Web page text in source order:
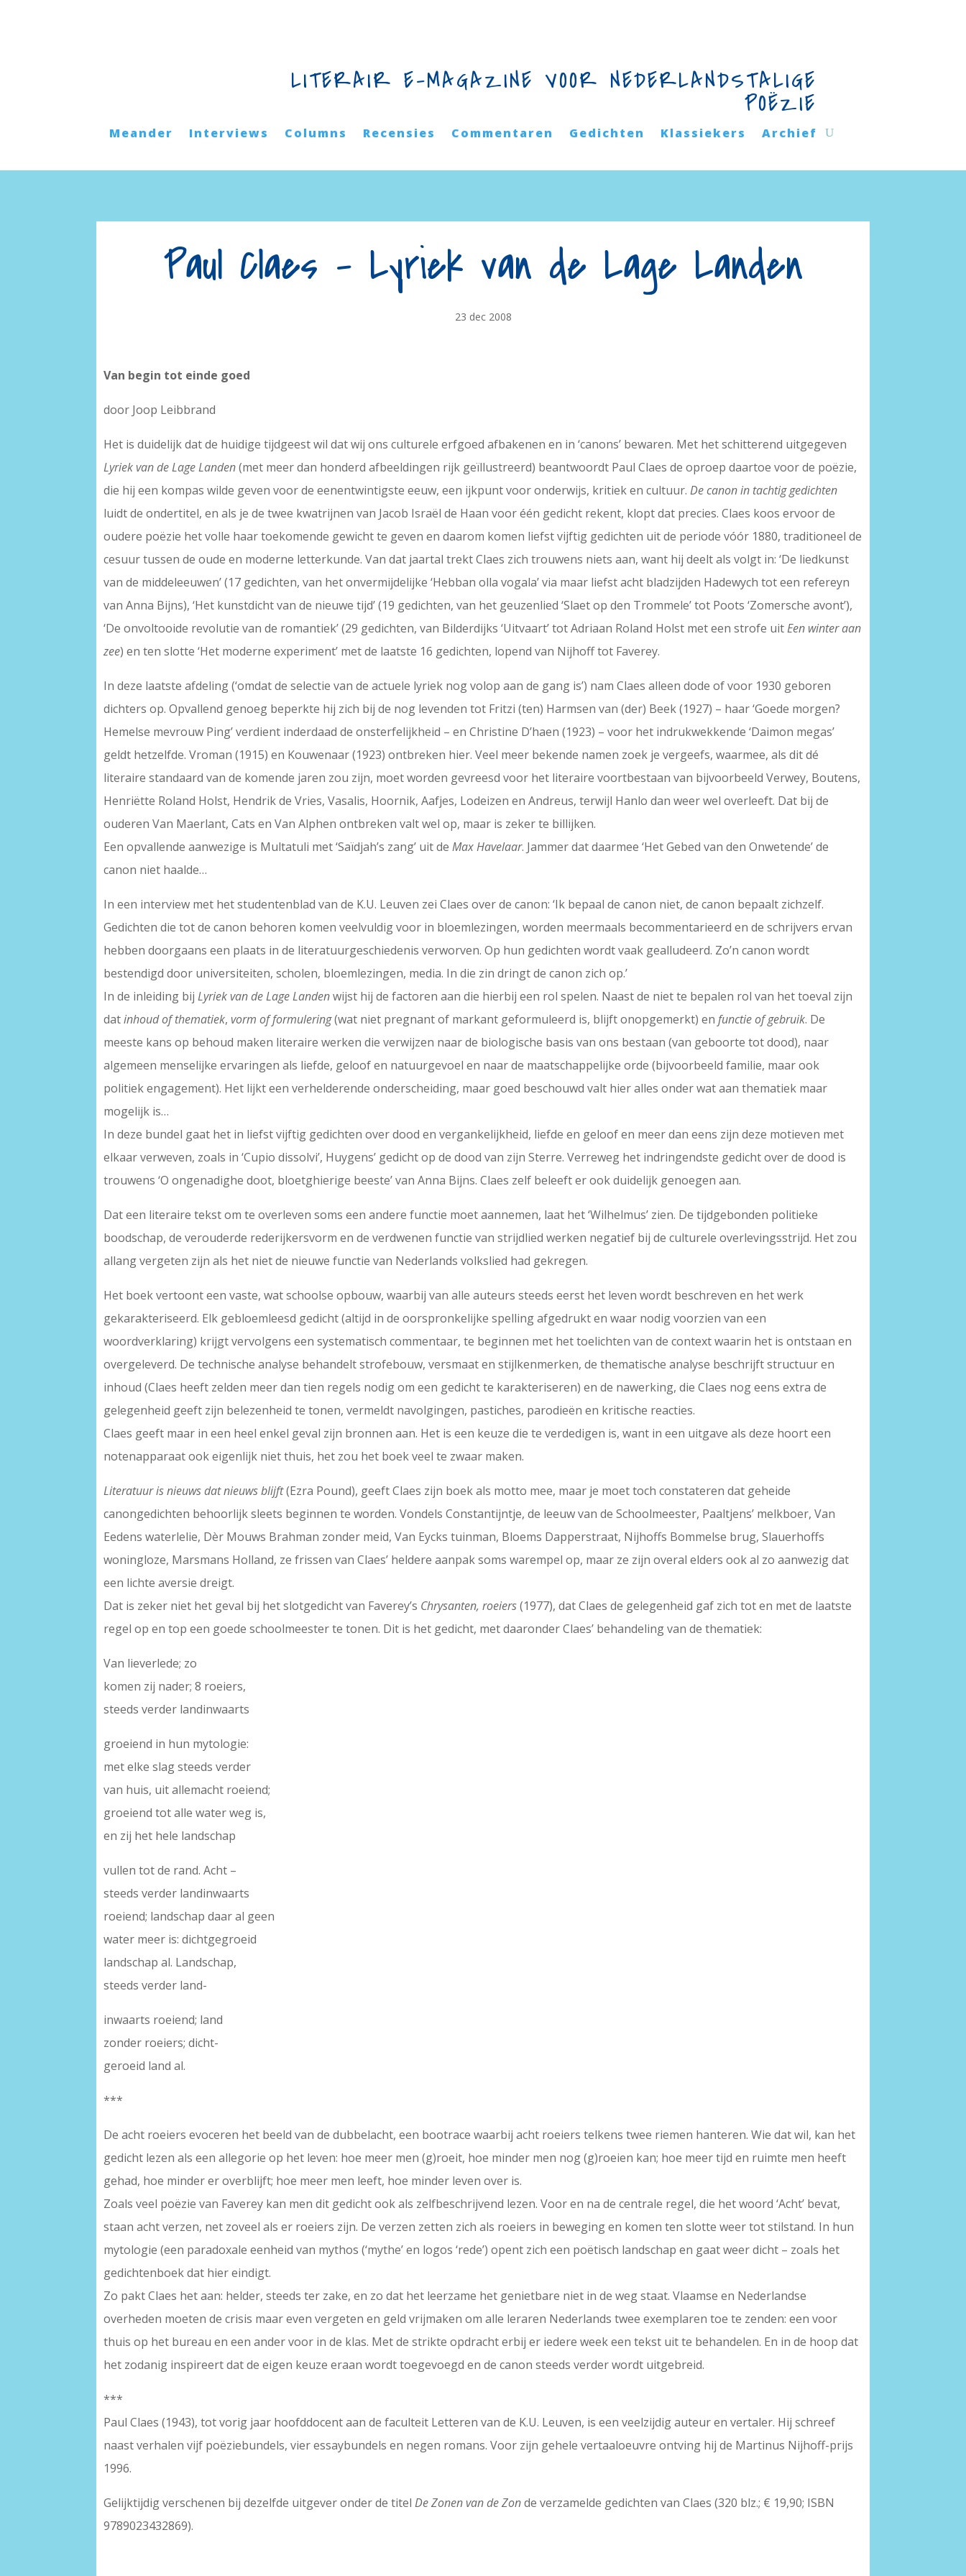
LITERAIR E-MAGAZINE VOOR NEDERLANDSTALIGE
POËZIE
Meander Interviews Columns Recensies Commentaren Gedichten Klassiekers Archief
Paul Claes – Lyriek van de Lage Landen
23 dec 2008
Van begin tot einde goed
door Joop Leibbrand
Het is duidelijk dat de huidige tijdgeest wil dat wij ons culturele erfgoed afbakenen en in ‘canons’ bewaren. Met het schitterend uitgegeven
Lyriek van de Lage Landen(met meer dan honderd afbeeldingen rijk geïllustreerd) beantwoordt Paul Claes de oproep daartoe voor de poëzie,
die hij een kompas wilde geven voor de eenentwintigste eeuw, een ijkpunt voor onderwijs, kritiek en cultuur.De canon in tachtig gedichten
luidt de ondertitel, en als je de twee kwatrijnen van Jacob Israël de Haan voor één gedicht rekent, klopt dat precies. Claes koos ervoor de
oudere poëzie het volle haar toekomende gewicht te geven en daarom komen liefst vijftig gedichten uit de periode vóór 1880, traditioneel de
cesuur tussen de oude en moderne letterkunde. Van dat jaartal trekt Claes zich trouwens niets aan, want hij deelt als volgt in: ‘De liedkunst
van de middeleeuwen’ (17 gedichten, van het onvermijdelijke ‘Hebban olla vogala’ via maar liefst acht bladzijden Hadewych tot een refereyn
van Anna Bijns), ‘Het kunstdicht van de nieuwe tijd’ (19 gedichten, van het geuzenlied ‘Slaet op den Trommele’ tot Poots ‘Zomersche avont’),
‘De onvoltooide revolutie van de romantiek’ (29 gedichten, van Bilderdijks ‘Uitvaart’ tot Adriaan Roland Holst met een strofe uitEen winter aan
zee) en ten slotte ‘Het moderne experiment’ met de laatste 16 gedichten, lopend van Nijhoff tot Faverey.
In deze laatste afdeling (‘omdat de selectie van de actuele lyriek nog volop aan de gang is’) nam Claes alleen dode of voor 1930 geboren
dichters op. Opvallend genoeg beperkte hij zich bij de nog levenden tot Fritzi (ten) Harmsen van (der) Beek (1927) – haar ‘Goede morgen?
Hemelse mevrouw Ping’ verdient inderdaad de onsterfelijkheid – en Christine D’haen (1923) – voor het indrukwekkende ‘Daimon megas’
geldt hetzelfde. Vroman (1915) en Kouwenaar (1923) ontbreken hier. Veel meer bekende namen zoek je vergeefs, waarmee, als dit dé
literaire standaard van de komende jaren zou zijn, moet worden gevreesd voor het literaire voortbestaan van bijvoorbeeld Verwey, Boutens,
Henriëtte Roland Holst, Hendrik de Vries, Vasalis, Hoornik, Aafjes, Lodeizen en Andreus, terwijl Hanlo dan weer wel overleeft. Dat bij de
ouderen Van Maerlant, Cats en Van Alphen ontbreken valt wel op, maar is zeker te billijken.
Een opvallende aanwezige is Multatuli met ‘Saïdjah’s zang’ uit deMax Havelaar. Jammer dat daarmee ‘Het Gebed van den Onwetende’ de
canon niet haalde…
In een interview met het studentenblad van de K.U. Leuven zei Claes over de canon: ‘Ik bepaal de canon niet, de canon bepaalt zichzelf.
Gedichten die tot de canon behoren komen veelvuldig voor in bloemlezingen, worden meermaals becommentarieerd en de schrijvers ervan
hebben doorgaans een plaats in de literatuurgeschiedenis verworven. Op hun gedichten wordt vaak gealludeerd. Zo’n canon wordt
bestendigd door universiteiten, scholen, bloemlezingen, media. In die zin dringt de canon zich op.’
In de inleiding bijLyriek van de Lage Landenwijst hij de factoren aan die hierbij een rol spelen. Naast de niet te bepalen rol van het toeval zijn
datinhoud of thematiek,vorm of formulering(wat niet pregnant of markant geformuleerd is, blijft onopgemerkt) enfunctie of gebruik. De
meeste kans op behoud maken literaire werken die verwijzen naar de biologische basis van ons bestaan (van geboorte tot dood), naar
algemeen menselijke ervaringen als liefde, geloof en natuurgevoel en naar de maatschappelijke orde (bijvoorbeeld familie, maar ook
politiek engagement). Het lijkt een verhelderende onderscheiding, maar goed beschouwd valt hier alles onder wat aan thematiek maar
mogelijk is…
In deze bundel gaat het in liefst vijftig gedichten over dood en vergankelijkheid, liefde en geloof en meer dan eens zijn deze motieven met
elkaar verweven, zoals in ‘Cupio dissolvi’, Huygens’ gedicht op de dood van zijn Sterre. Verreweg het indringendste gedicht over de dood is
trouwens ‘O ongenadighe doot, bloetghierige beeste’ van Anna Bijns. Claes zelf beleeft er ook duidelijk genoegen aan.
Dat een literaire tekst om te overleven soms een andere functie moet aannemen, laat het ‘Wilhelmus’ zien. De tijdgebonden politieke
boodschap, de verouderde rederijkersvorm en de verdwenen functie van strijdlied werken negatief bij de culturele overlevingsstrijd. Het zou
allang vergeten zijn als het niet de nieuwe functie van Nederlands volkslied had gekregen.
Het boek vertoont een vaste, wat schoolse opbouw, waarbij van alle auteurs steeds eerst het leven wordt beschreven en het werk
gekarakteriseerd. Elk gebloemleesd gedicht (altijd in de oorspronkelijke spelling afgedrukt en waar nodig voorzien van een
woordverklaring) krijgt vervolgens een systematisch commentaar, te beginnen met het toelichten van de context waarin het is ontstaan en
overgeleverd. De technische analyse behandelt strofebouw, versmaat en stijlkenmerken, de thematische analyse beschrijft structuur en
inhoud (Claes heeft zelden meer dan tien regels nodig om een gedicht te karakteriseren) en de nawerking, die Claes nog eens extra de
gelegenheid geeft zijn belezenheid te tonen, vermeldt navolgingen, pastiches, parodieën en kritische reacties.
Claes geeft maar in een heel enkel geval zijn bronnen aan. Het is een keuze die te verdedigen is, want in een uitgave als deze hoort een
notenapparaat ook eigenlijk niet thuis, het zou het boek veel te zwaar maken.
Literatuur is nieuws dat nieuws blijft(Ezra Pound), geeft Claes zijn boek als motto mee, maar je moet toch constateren dat geheide
canongedichten behoorlijk sleets beginnen te worden. Vondels Constantijntje, de leeuw van de Schoolmeester, Paaltjens’ melkboer, Van
Eedens waterlelie, Dèr Mouws Brahman zonder meid, Van Eycks tuinman, Bloems Dapperstraat, Nijhoffs Bommelse brug, Slauerhoffs
woningloze, Marsmans Holland, ze frissen van Claes’ heldere aanpak soms warempel op, maar ze zijn overal elders ook al zo aanwezig dat
een lichte aversie dreigt.
Dat is zeker niet het geval bij het slotgedicht van Faverey’s Chrysanten, roeiers(1977), dat Claes de gelegenheid gaf zich tot en met de laatste
regel op en top een goede schoolmeester te tonen. Dit is het gedicht, met daaronder Claes’ behandeling van de thematiek:
Van lieverlede; zo
komen zij nader; 8 roeiers,
steeds verder landinwaarts
groeiend in hun mytologie:
met elke slag steeds verder
van huis, uit allemacht roeiend;
groeiend tot alle water weg is,
en zij het hele landschap
vullen tot de rand. Acht –
steeds verder landinwaarts
roeiend; landschap daar al geen
water meer is: dichtgegroeid
landschap al. Landschap,
steeds verder land-
inwaarts roeiend; land
zonder roeiers; dicht-
geroeid land al.
***
De acht roeiers evoceren het beeld van de dubbelacht, een bootrace waarbij acht roeiers telkens twee riemen hanteren. Wie dat wil, kan het
gedicht lezen als een allegorie op het leven: hoe meer men (g)roeit, hoe minder men nog (g)roeien kan; hoe meer tijd en ruimte men heeft
gehad, hoe minder er overblijft; hoe meer men leeft, hoe minder leven over is.
Zoals veel poëzie van Faverey kan men dit gedicht ook als zelfbeschrijvend lezen. Voor en na de centrale regel, die het woord ‘Acht’ bevat,
staan acht verzen, net zoveel als er roeiers zijn. De verzen zetten zich als roeiers in beweging en komen ten slotte weer tot stilstand. In hun
mytologie (een paradoxale eenheid van mythos (‘mythe’ en logos ‘rede’) opent zich een poëtisch landschap en gaat weer dicht – zoals het
gedichtenboek dat hier eindigt.
Zo pakt Claes het aan: helder, steeds ter zake, en zo dat het leerzame het genietbare niet in de weg staat. Vlaamse en Nederlandse
overheden moeten de crisis maar even vergeten en geld vrijmaken om alle leraren Nederlands twee exemplaren toe te zenden: een voor
thuis op het bureau en een ander voor in de klas. Met de strikte opdracht erbij er iedere week een tekst uit te behandelen. En in de hoop dat
het zodanig inspireert dat de eigen keuze eraan wordt toegevoegd en de canon steeds verder wordt uitgebreid.
***
Paul Claes (1943), tot vorig jaar hoofddocent aan de faculteit Letteren van de K.U. Leuven, is een veelzijdig auteur en vertaler. Hij schreef
naast verhalen vijf poëziebundels, vier essaybundels en negen romans. Voor zijn gehele vertaaloeuvre ontving hij de Martinus Nijhoff-prijs
1996.
Gelijktijdig verschenen bij dezelfde uitgever onder de titelDe Zonen van de Zonde verzamelde gedichten van Claes (320 blz.; € 19,90; ISBN
9789023432869).